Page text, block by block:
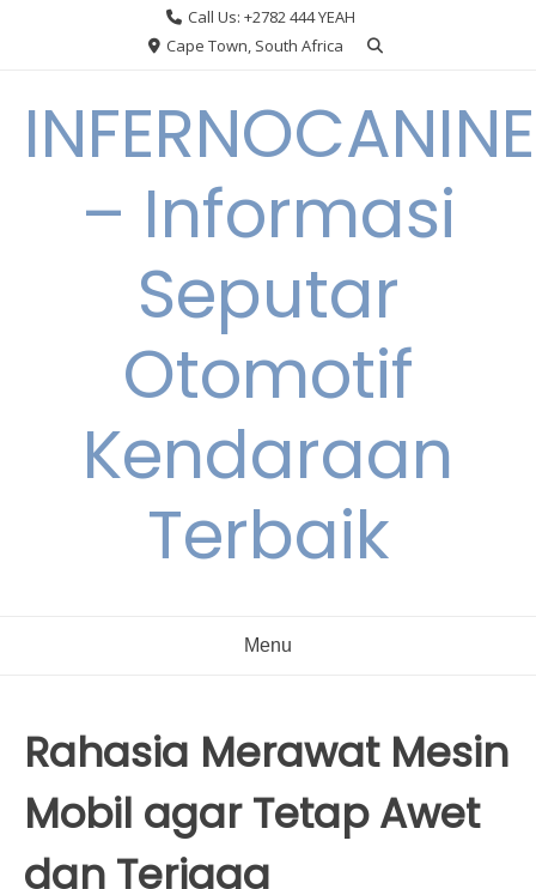
Call Us: +2782 444 YEAH
Cape Town, South Africa
INFERNOCANINE
– Informasi
Seputar
Otomotif
Kendaraan
Terbaik
Menu
Rahasia Merawat Mesin
Mobil agar Tetap Awet
dan Terjaga